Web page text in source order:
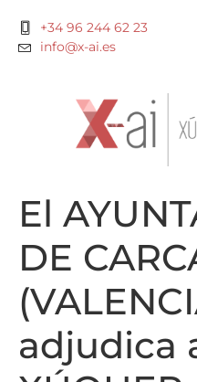
+34 96 244 62 23
info@x-ai.es
El
DE
adjudica